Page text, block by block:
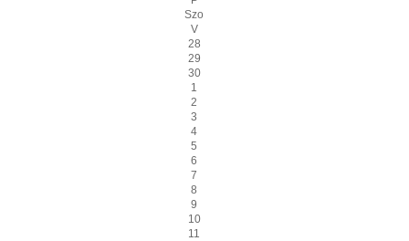
Szo
V
28
29
30
1
2
3
4
5
6
7
8
9
10
11